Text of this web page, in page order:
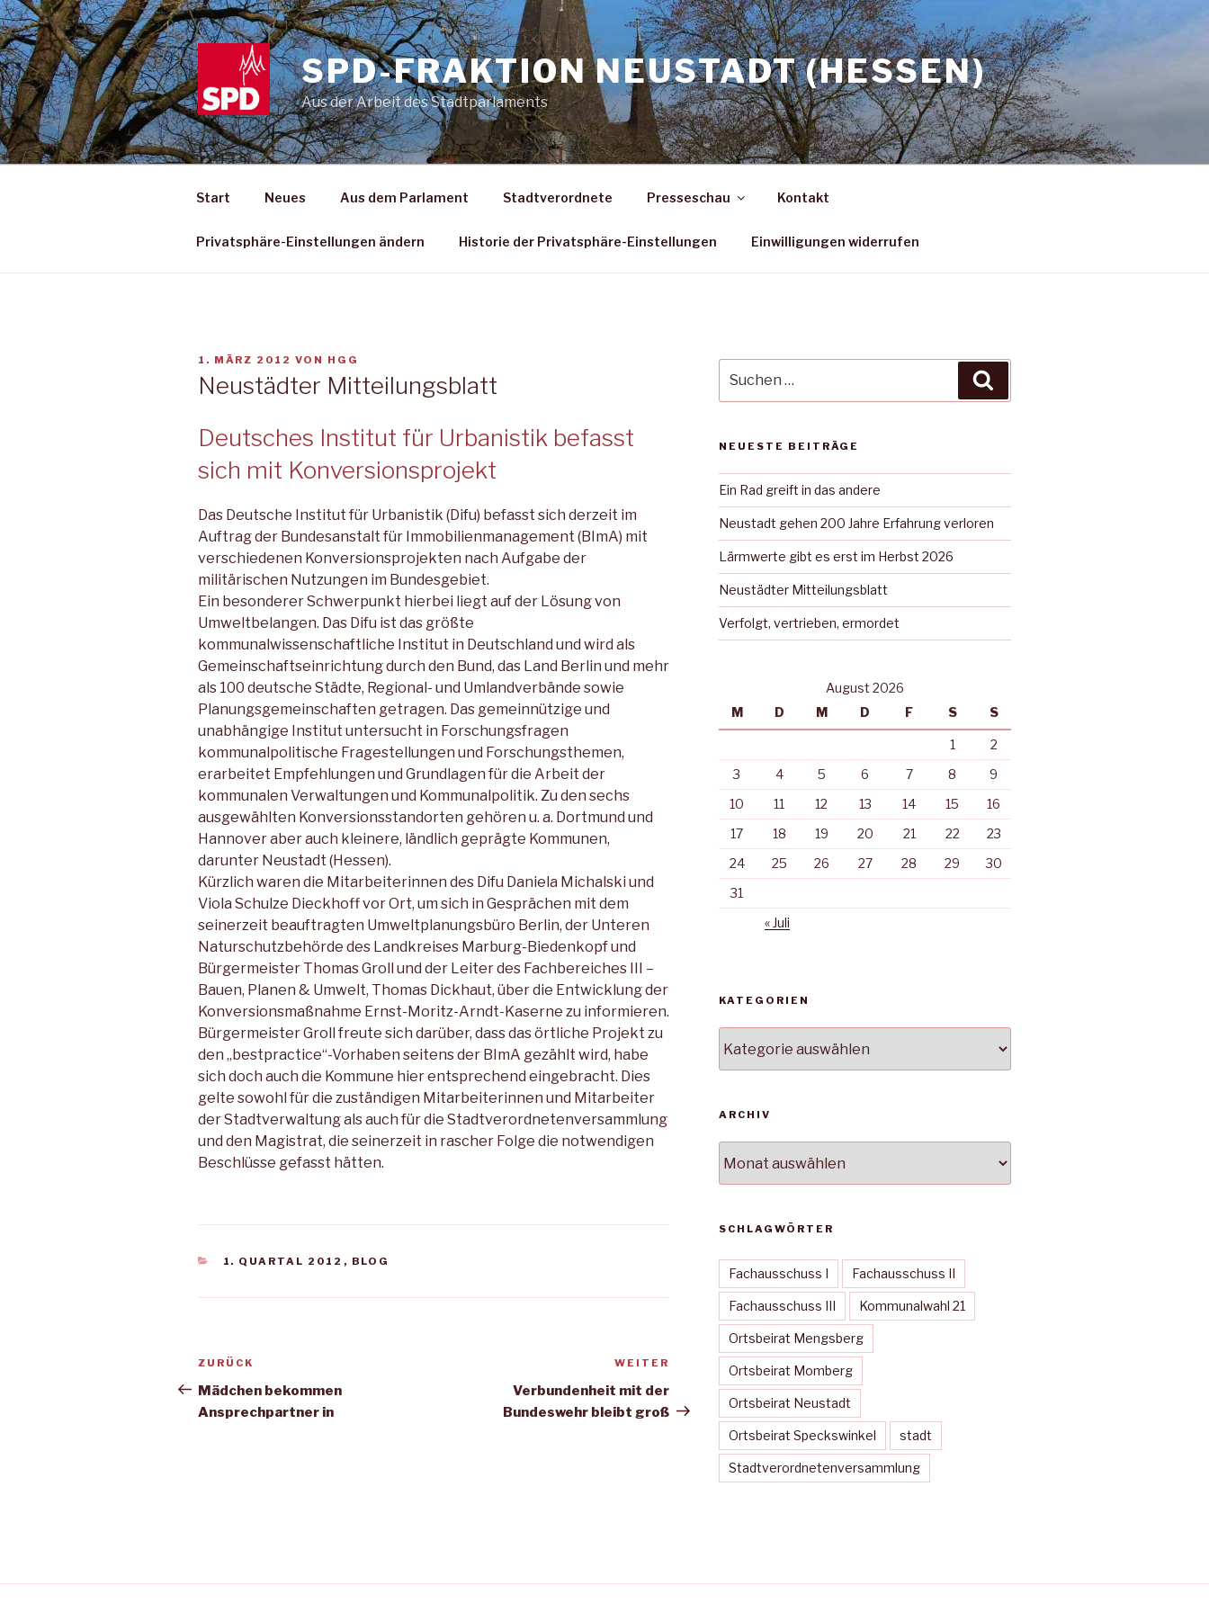
Zum
Inhalt
springen
SPD-FRAKTION NEUSTADT (HESSEN)
Aus der Arbeit des Stadtparlaments
Start Neues Aus dem Parlament Stadtverordnete Presseschau Kontakt
Privatsphäre-Einstellungen ändern Historie der Privatsphäre-Einstellungen Einwilligungen widerrufen
VERÖFFENTLICHT
1. MÄRZ 2012 VON HGG
Neustädter Mitteilungsblatt
Deutsches Institut für Urbanistik befasst
sich mit Konversionsprojekt
Das Deutsche Institut für Urbanistik (Difu) befasst sich derzeit im
Auftrag der Bundesanstalt für Immobilienmanagement (BImA) mit
verschiedenen Konversionsprojekten nach Aufgabe der
militärischen Nutzungen im Bundesgebiet.
Ein besonderer Schwerpunkt hierbei liegt auf der Lösung von
Umweltbelangen. Das Difu ist das größte
kommunalwissenschaftliche Institut in Deutschland und wird als
Gemeinschaftseinrichtung durch den Bund, das Land Berlin und mehr
als 100 deutsche Städte, Regional- und Umlandverbände sowie
Planungsgemeinschaften getragen. Das gemeinnützige und
unabhängige Institut untersucht in Forschungsfragen
kommunalpolitische Fragestellungen und Forschungsthemen,
erarbeitet Empfehlungen und Grundlagen für die Arbeit der
kommunalen Verwaltungen und Kommunalpolitik. Zu den sechs
ausgewählten Konversionsstandorten gehören u. a. Dortmund und
Hannover aber auch kleinere, ländlich geprägte Kommunen,
darunter Neustadt (Hessen).
Kürzlich waren die Mitarbeiterinnen des Difu Daniela Michalski und
Viola Schulze Dieckhoff vor Ort, um sich in Gesprächen mit dem
seinerzeit beauftragten Umweltplanungsbüro Berlin, der Unteren
Naturschutzbehörde des Landkreises Marburg-Biedenkopf und
Bürgermeister Thomas Groll und der Leiter des Fachbereiches III –
Bauen, Planen & Umwelt, Thomas Dickhaut, über die Entwicklung der
Konversionsmaßnahme Ernst-Moritz-Arndt-Kaserne zu informieren.
Bürgermeister Groll freute sich darüber, dass das örtliche Projekt zu
den „bestpractice“-Vorhaben seitens der BImA gezählt wird, habe
sich doch auch die Kommune hier entsprechend eingebracht. Dies
gelte sowohl für die zuständigen Mitarbeiterinnen und Mitarbeiter
der Stadtverwaltung als auch für die Stadtverordnetenversammlung
und den Magistrat, die seinerzeit in rascher Folge die notwendigen
Beschlüsse gefasst hätten.
KATEGORIEN
1. QUARTAL 2012 , BLOG
Beitragsnavigation
Vorheriger
Beitrag
ZURÜCK
Mädchen bekommen
Ansprechpartner in
Nächster
Beitrag
WEITER
Verbundenheit mit der
Bundeswehr bleibt groß
nach:
NEUESTE BEITRÄGE
Ein Rad greift in das andere
Neustadt gehen 200 Jahre Erfahrung verloren
Lärmwerte gibt es erst im Herbst 2026
Neustädter Mitteilungsblatt
Verfolgt, vertrieben, ermordet
August 2026
M
D M D F S S
1
2
3
4 5 6 7 8
9
10
11 12 13 14 15
16
17
18 19 20 21 22
23
24
25 26 27 28 29
30
31
« Juli
KATEGORIEN
ARCHIV
SCHLAGWÖRTER
Fachausschuss I Fachausschuss II
Fachausschuss III Kommunalwahl 21
Ortsbeirat Mengsberg
Ortsbeirat Momberg
Ortsbeirat Neustadt
Ortsbeirat Speckswinkel stadt
Stadtverordnetenversammlung